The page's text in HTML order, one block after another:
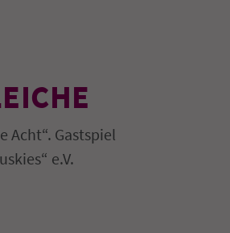
Gastspiel
e.V.